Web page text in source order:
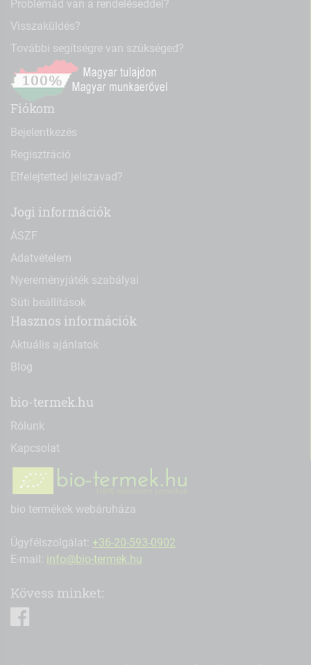
Problémád van a rendeléseddel?
Visszaküldés?
További segítségre van szükséged?
Fiókom
Bejelentkezés
Regisztráció
Elfelejtetted jelszavad?
Jogi információk
ÁSZF
Adatvételem
Nyereményjáték szabályai
Süti beállítások
Hasznos információk
Aktuális ajánlatok
Blog
bio-termek.hu
Rólunk
Kapcsolat
bio termékek webáruháza
Ügyfélszolgálat: +36-20-593-0902
E-mail: info@bio-termek.hu
Kövess minket: